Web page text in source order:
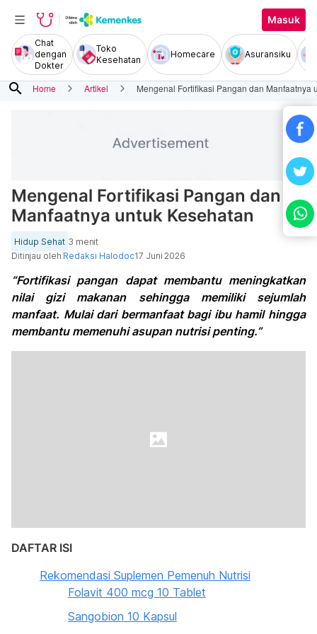
Masuk
Chat
dengan
Dokter
Toko
Kesehatan
Homecare Asuransiku
search Home Artikel Mengenal Fortifikasi Pangan dan Manfaatnya
Mengenal Fortifikasi Pangan dan
Manfaatnya untuk Kesehatan
Hidup Sehat 3 menit
Ditinjau oleh Redaksi Halodoc17 Juni 2026
“Fortifikasi pangan dapat membantu meningkatkan
nilai gizi makanan sehingga memiliki sejumlah
manfaat. Mulai dari bermanfaat bagi ibu hamil hingga
membantu memenuhi asupan nutrisi penting.”
DAFTAR ISI
Rekomendasi Suplemen Pemenuh Nutrisi
Folavit 400 mcg 10 Tablet
Sangobion 10 Kapsul